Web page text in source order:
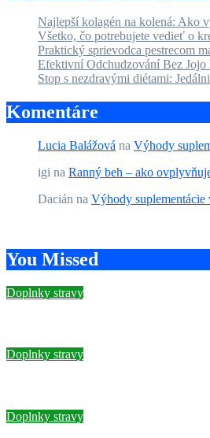
Najlepší kolagén na kolená: Ako
Všetko, čo potrebujete vedieť o
Praktický sprievodca pestrecom
Efektivní Odchudzování Bez Jojo
Stop s nezdravými diétami:
Komentáre
Lucia Balážová na Výhody
igi na Ranný beh – ako
Dacián na Výhody
You Missed
Doplnky stravy
Doplnky stravy
Doplnky stravy